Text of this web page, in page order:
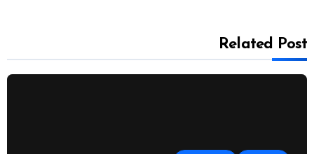
Related Post